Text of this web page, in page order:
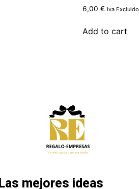
6,00 € Iva Excluido
Add to cart
Las mejores ideas